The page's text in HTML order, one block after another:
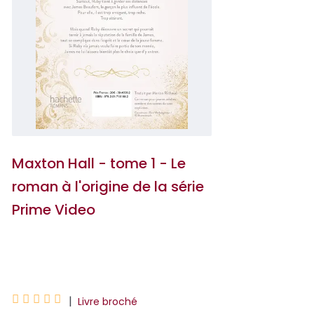
Maxton Hall - tome 1 - Le
roman à l'origine de la série
Prime Video
     | Livre broché